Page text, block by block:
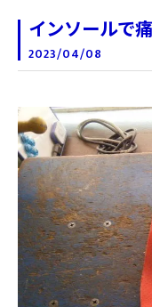
インソールで
2023/04/08